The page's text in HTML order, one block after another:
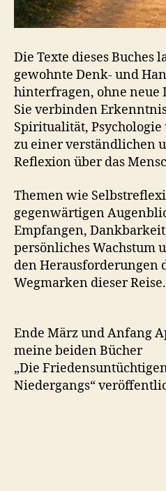
Die Texte dieses Buches
gewohnte Denk- und
hinterfragen, ohne neue
Sie verbinden
Spiritualität,
zu einer verständlichen
Reflexion über das
Themen wie
gegenwärtigen
Empfangen,
persönliches Wachstum
den Herausforderungen
Wegmarken dieser Reise.
Ende März und Anfang
meine beiden Bücher
„Die
Niedergangs“